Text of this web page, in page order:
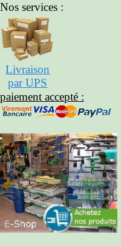
Nos services :
Livraison
par UPS
paiement accepté :